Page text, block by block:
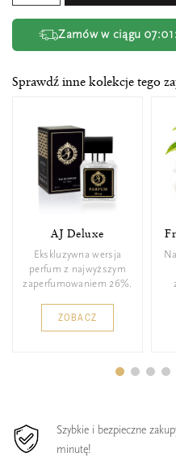
Zamów w ciągu
Sprawdź inne kolekcje tego
AJ Deluxe
Ekskluzywna wersja
perfum z najwyższym
zaperfumowaniem 26%.
ZOBACZ
Szybkie i bezpieczne
minutę!